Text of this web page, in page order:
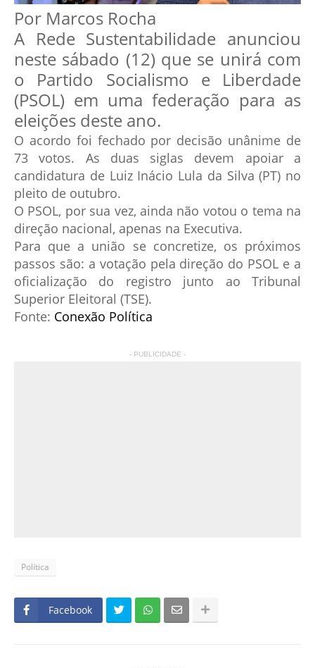
Por Marcos Rocha
A Rede Sustentabilidade anunciou
neste sábado (12) que se unirá com
o Partido Socialismo e Liberdade
(PSOL) em uma federação para as
eleições deste ano.
O acordo foi fechado por decisão unânime de
73 votos. As duas siglas devem apoiar a
candidatura de Luiz Inácio Lula da Silva (PT) no
pleito de outubro.
O PSOL, por sua vez, ainda não votou o tema na
direção nacional, apenas na Executiva.
Para que a união se concretize, os próximos
passos são: a votação pela direção do PSOL e a
oficialização do registro junto ao Tribunal
Superior Eleitoral (TSE).
Fonte: Conexão Política
- PUBLICIDADE -
Política
Facebook